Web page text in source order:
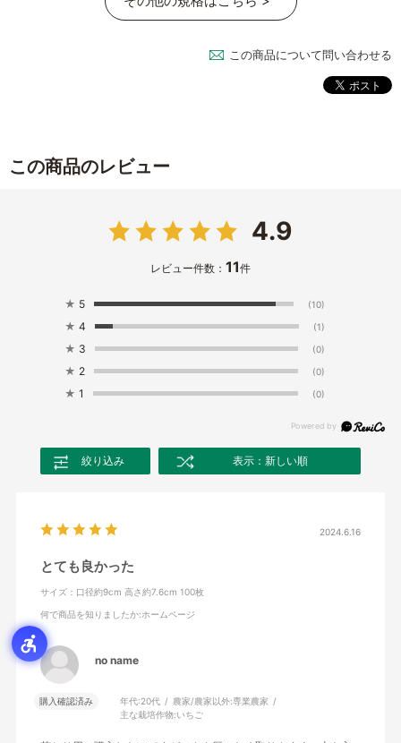
この商品について問い合わせる
この商品のレビュー
4.9
レビュー件数： 11件
★ 5 (10)
★ 4 (1)
★ 3 (0)
★ 2 (0)
★ 1 (0)
絞り込み 表示：新しい順
2024.6.16
とても良かった
サイズ：口径約9cm 高さ約7.6cm 100枚
何で商品を知りましたか:ホームページ
no name
購入確認済み 年代:20代 農家/農家以外:専業農家
主な栽培作物:いちご